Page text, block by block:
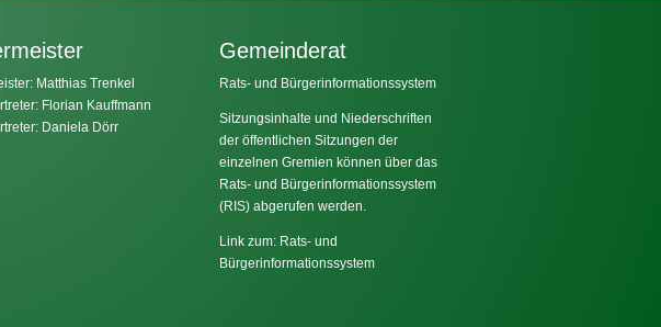
Matthias Trenkel
Florian Kauffmann
Daniela Dörr
Gemeinderat
Rats- und Bürgerinformationssystem
Sitzungsinhalte und Niederschriften
der öffentlichen Sitzungen der
einzelnen Gremien können über das
Rats- und Bürgerinformationssystem
(RIS) abgerufen werden.
Link zum: Rats- und
Bürgerinformationssystem